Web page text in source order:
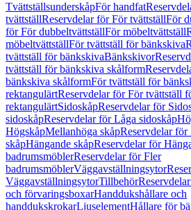
TvättställsunderskåpFör handfat
tvättställReservdelar för För tvättställFör
för För dubbeltvättställFör möbeltvättställ
möbeltvättställFör tvättställ för bänkskiva
tvättställ för bänkskivaBänkskivor
tvättställ för bänkskiva skålform
bänkskiva skålformFör tvättställ för
rektangulärtReservdelar för För tvättställ
rektangulärtSidoskåpReservdelar för
sidoskåpReservdelar för Låga sidoskåp
HögskåpMellanhöga skåpReservdelar för
skåpHängande skåpReservdelar för
badrumsmöblerReservdelar för Fler
badrumsmöblerVäggavställningsytor
VäggavställningsytorTillbehör
och förvaringsboxarHanddukshållare och
handdukskrokarLjuselementHållare för